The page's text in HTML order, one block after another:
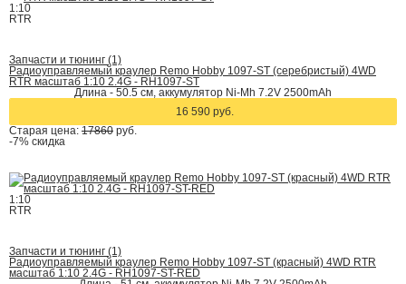
1:10
RTR
Запчасти и тюнинг (1)
Радиоуправляемый краулер Remo Hobby 1097-ST (серебристый) 4WD
RTR масштаб 1:10 2.4G - RH1097-ST
Длина - 50.5 см, аккумулятор Ni-Mh 7.2V 2500mAh
16 590 руб.
Старая цена: 17860 руб.
-7% скидка
1:10
RTR
Запчасти и тюнинг (1)
Радиоуправляемый краулер Remo Hobby 1097-ST (красный) 4WD RTR
масштаб 1:10 2.4G - RH1097-ST-RED